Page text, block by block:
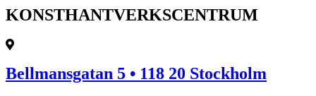
KONSTHANTVERKSCENTRUM
Bellmansgatan 5 • 118 20 Stockholm